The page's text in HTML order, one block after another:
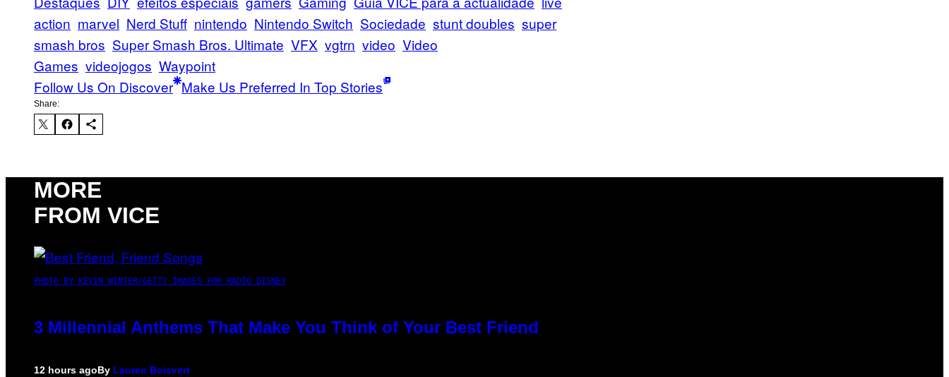
action marvel Nerd Stuff nintendo Nintendo Switch Sociedade stunt doubles super
smash bros Super Smash Bros. Ultimate VFX vgtrn video Video
Games videojogos Waypoint
Follow Us On Discover Make Us Preferred In Top Stories
Share:
MORE
FROM VICE
PHOTO BY KEVIN WINTER/GETTY IMAGES FOR RADIO DISNEY
3 Millennial Anthems That Make You Think of Your Best Friend
12 hours agoBy Lauren Boisvert